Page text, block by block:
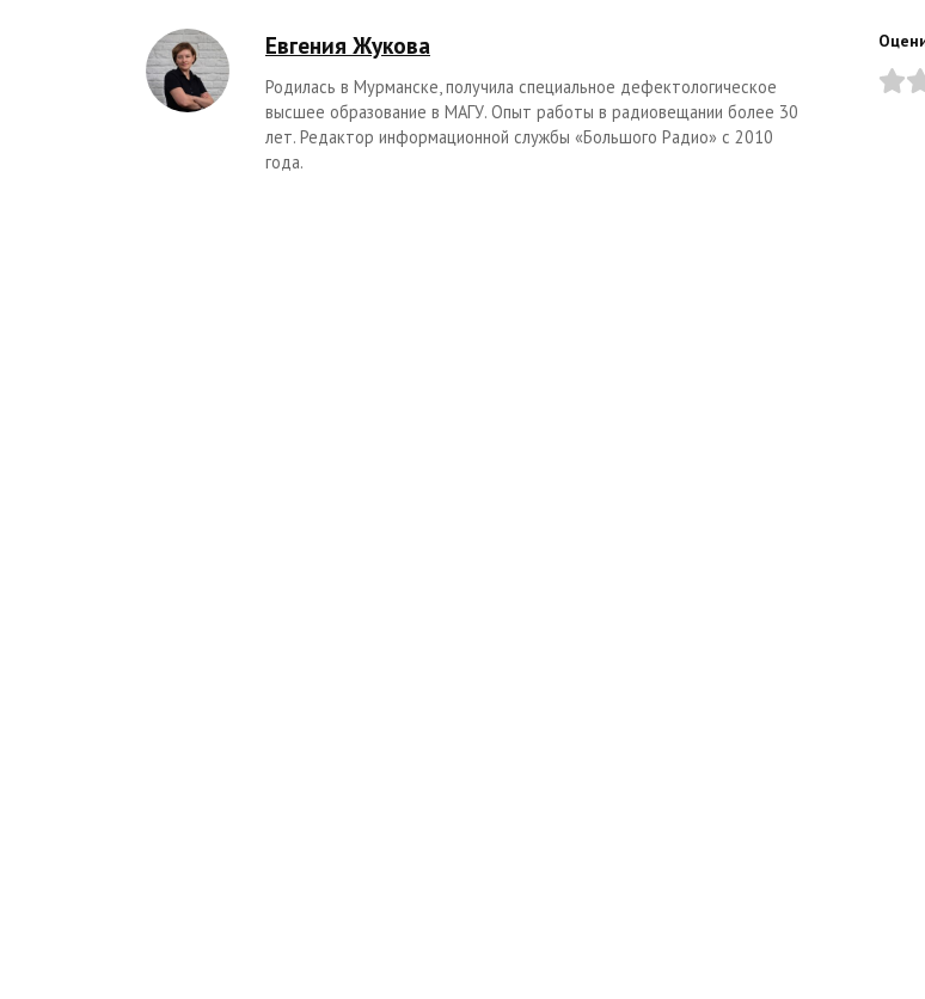
Евгения Жукова
Родилась в Мурманске, получила специальное дефектологическое
высшее образование в МАГУ. Опыт работы в радиовещании более 30
лет. Редактор информационной службы «Большого Радио» с 2010
года.